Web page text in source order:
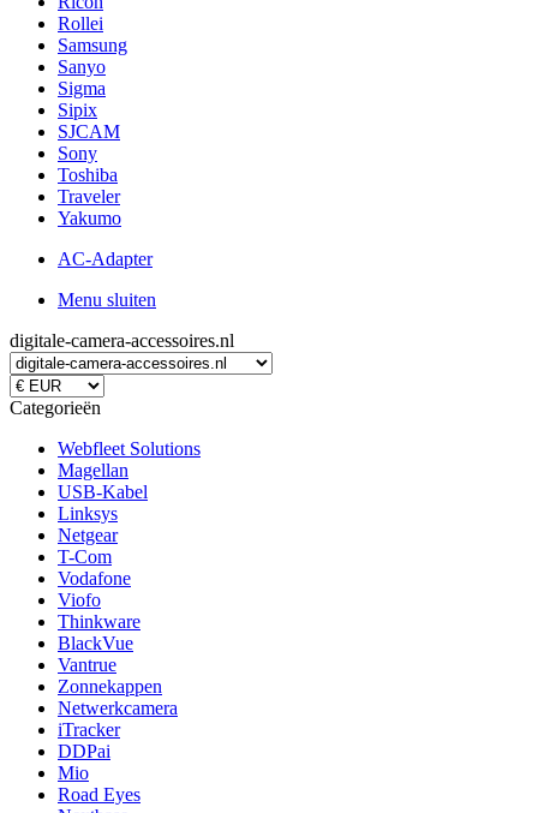
Rollei
Samsung
Sanyo
Sigma
Sipix
SJCAM
Sony
Toshiba
Traveler
Yakumo
AC-Adapter
Menu sluiten
digitale-camera-accessoires.nl
Categorieën
Webfleet Solutions
Magellan
USB-Kabel
Linksys
Netgear
T-Com
Vodafone
Viofo
Thinkware
BlackVue
Vantrue
Zonnekappen
Netwerkcamera
iTracker
DDPai
Mio
Road Eyes